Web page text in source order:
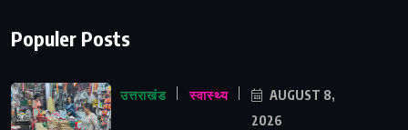
Populer Posts
उत्तराखंड स्वास्थ्य
AUGUST 8,
2026